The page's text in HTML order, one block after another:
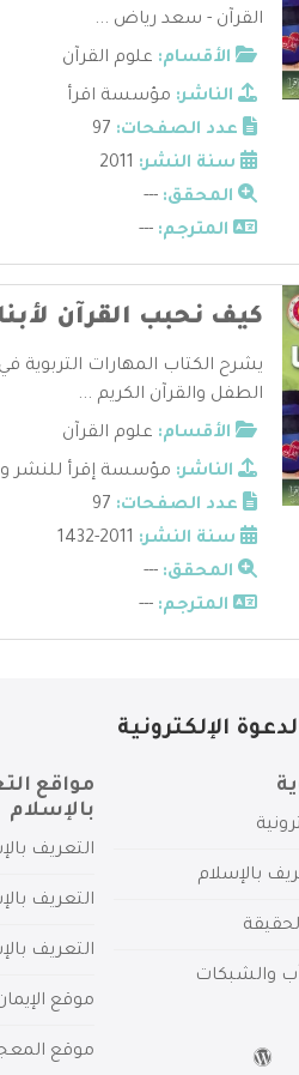
القرآن - سعد رياض ...
الأقسام: علوم القرآن
الناشر: مؤسسة اقرأ
عدد الصفحات:
سنة النشر:
المحقق: ---
المترجم: ---
كيف نحبب القرآن
يشرح الكتاب المهارات التربوية
الطفل والقرآن الكريم ...
الأقسام: علوم القرآن
الناشر: مؤسسة إقرأ للنشر
عدد الصفحات:
سنة النشر:
المحقق: ---
المترجم: ---
الإلكترونية
بالإسلام
والشبكات
مواقع
بالإسلام
التعريف
التعريف
التعريف
موقع
موقع